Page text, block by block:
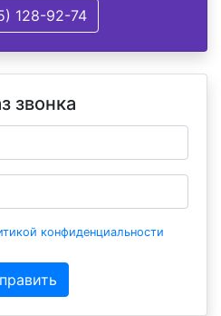
128-92-74
звонка
конфиденциальности